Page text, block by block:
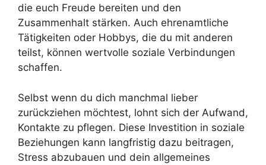
die euch Freude bereiten und den
Zusammenhalt stärken. Auch ehrenamtliche
Tätigkeiten oder Hobbys, die du mit anderen
teilst, können wertvolle soziale Verbindungen
schaffen.
Selbst wenn du dich manchmal lieber
zurückziehen möchtest, lohnt sich der Aufwand,
Kontakte zu pflegen. Diese Investition in soziale
Beziehungen kann langfristig dazu beitragen,
Stress abzubauen und dein allgemeines